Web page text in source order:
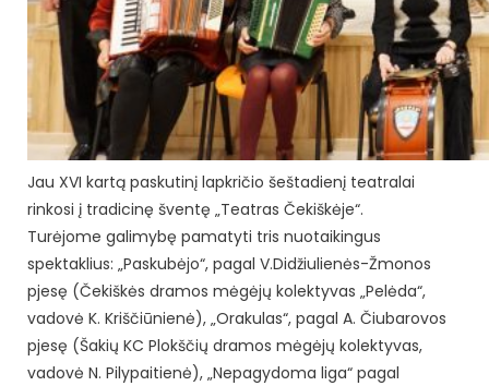
Jau XVI kartą paskutinį lapkričio šeštadienį teatralai
rinkosi į tradicinę šventę „Teatras Čekiškėje“.
Turėjome galimybę pamatyti tris nuotaikingus
spektaklius: „Paskubėjo“, pagal V.Didžiulienės-Žmonos
pjesę (Čekiškės dramos mėgėjų kolektyvas „Pelėda“,
vadovė K. Kriščiūnienė), „Orakulas“, pagal A. Čiubarovos
pjesę (Šakių KC Plokščių dramos mėgėjų kolektyvas,
vadovė N. Pilypaitienė), „Nepagydoma liga“ pagal